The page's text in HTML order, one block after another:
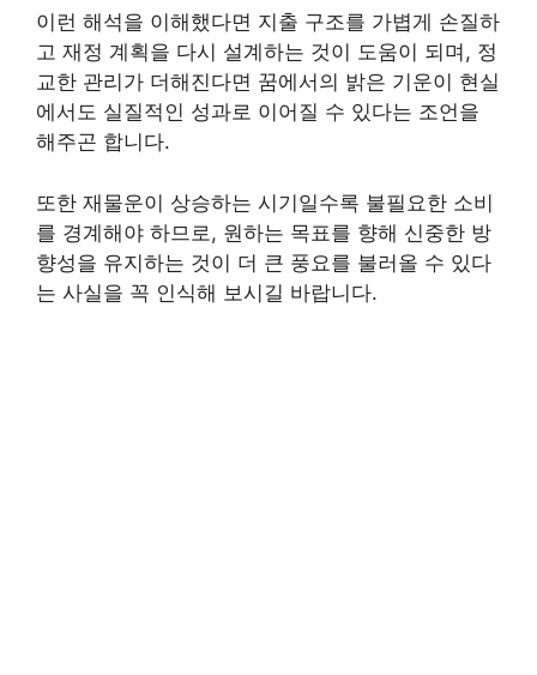
이런 해석을 이해했다면 지출 구조를 가볍게 손질하
고 재정 계획을 다시 설계하는 것이 도움이 되며, 정
교한 관리가 더해진다면 꿈에서의 밝은 기운이 현실
에서도 실질적인 성과로 이어질 수 있다는 조언을
해주곤 합니다.
또한 재물운이 상승하는 시기일수록 불필요한 소비
를 경계해야 하므로, 원하는 목표를 향해 신중한 방
향성을 유지하는 것이 더 큰 풍요를 불러올 수 있다
는 사실을 꼭 인식해 보시길 바랍니다.